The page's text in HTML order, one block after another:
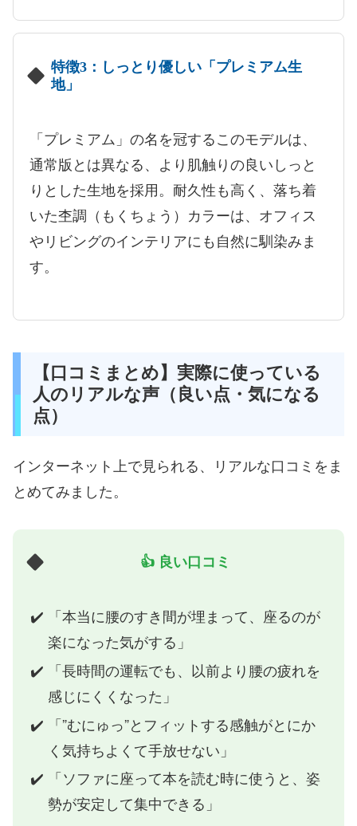
特徴3：しっとり優しい「プレミアム生
地」
「プレミアム」の名を冠するこのモデルは、
通常版とは異なる、より肌触りの良いしっと
りとした生地を採用。耐久性も高く、落ち着
いた杢調（もくちょう）カラーは、オフィス
やリビングのインテリアにも自然に馴染みま
す。
【口コミまとめ】実際に使っている
人のリアルな声（良い点・気になる
点）
インターネット上で見られる、リアルな口コミをま
とめてみました。
👍 良い口コミ
「本当に腰のすき間が埋まって、座るのが
楽になった気がする」
「長時間の運転でも、以前より腰の疲れを
感じにくくなった」
「”むにゅっ”とフィットする感触がとにか
く気持ちよくて手放せない」
「ソファに座って本を読む時に使うと、姿
勢が安定して集中できる」